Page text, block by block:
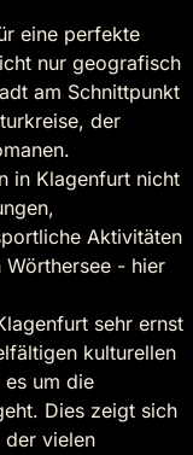
eine perfekte
nur geografisch
am Schnittpunkt
der
in Klagenfurt nicht
Aktivitäten
- hier
sehr ernst
kulturellen
es um die
Dies zeigt sich
der vielen